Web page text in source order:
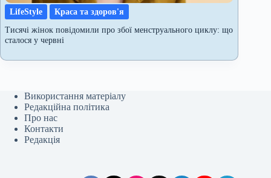
LifeStyle
Краса та здоров'я
Тисячі жінок повідомили про збої менструального циклу: що
сталося у червні
Використання матеріалу
Редакційна політика
Про нас
Контакти
Редакція